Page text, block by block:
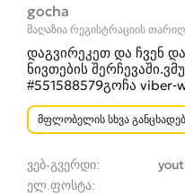
gocha
მაღაზია რეგისტრაციის
დაგვირეკეთ და ჩვენ
ნივთების
#551588579გოჩა viber-
მფლობელის სხვა
ვებ-გვერდი
ელ.ფოსტა